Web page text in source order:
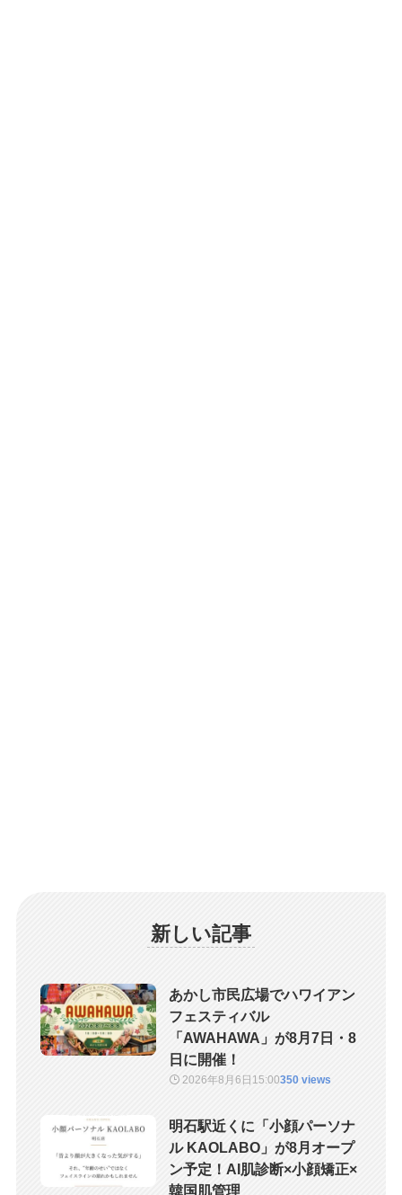
新しい記事
あかし市民広場でハワイアン
フェスティバル
「AWAHAWA」が8月7日・8
日に開催！
2026年8月6日 15:00350 views
明石駅近くに「小顔パーソナ
ル KAOLABO」が8月オープ
ン予定！AI肌診断×小顔矯正×
韓国肌管理